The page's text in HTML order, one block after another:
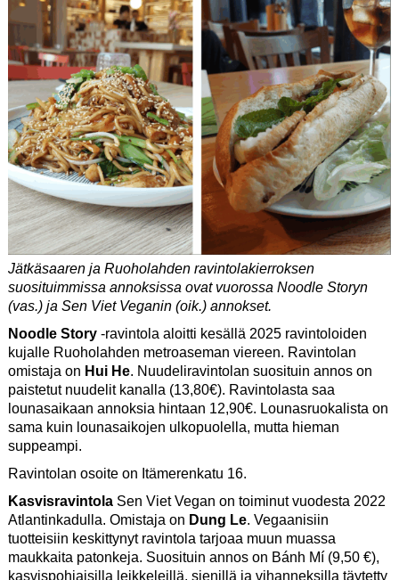
Jätkäsaaren ja Ruoholahden ravintolakierroksen
suosituimmissa annoksissa ovat vuorossa Noodle Storyn
(vas.) ja Sen Viet Veganin (oik.) annokset.
Noodle Story-ravintola aloitti kesällä 2025 ravintoloiden
kujalle Ruoholahden metro­aseman viereen. Ravintolan
omistaja on Hui He. Nuudeliravintolan suosituin annos on
paistetut nuudelit kanalla (13,80€). Ravintolasta saa
lounasaikaan annoksia hintaan 12,90€. Lounasruokalista on
sama kuin lounasaikojen ulkopuolella, mutta hieman
suppeampi.
Ravintolan osoite on Itämerenkatu 16.
KasvisravintolaSen Viet Vegan on toiminut vuodesta 2022
Atlantinkadulla. Omistaja on Dung Le. Vegaanisiin
tuotteisiin keskittynyt ravintola tarjoaa muun muassa
maukkaita patonkeja. Suosituin annos on Bánh Mí (9,50 €),
kasvispohjaisilla leikkeleillä, sienillä ja vihanneksilla täytetty